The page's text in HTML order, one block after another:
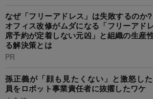
なぜ「フリーアドレス」は失敗するのか
オフィス改修がムダになる「フリーアド
席予約が定着しない元凶」と組織の生産
る解決策とは
PR
孫正義が「顔も見たくない」と激怒し
員をロボット事業責任者に抜擢したワケ